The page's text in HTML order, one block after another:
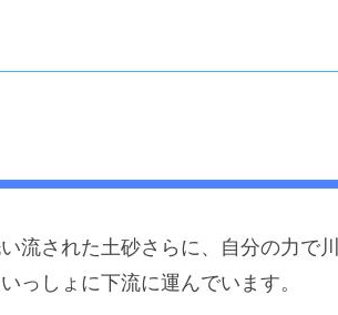
流された土砂さらに、自分の力で川
っしょに下流に運んでいます。